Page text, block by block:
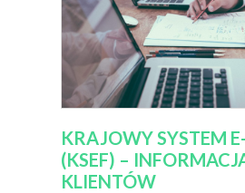
KRAJOWY SYSTEM
(KSEF) –
KLIENTÓW